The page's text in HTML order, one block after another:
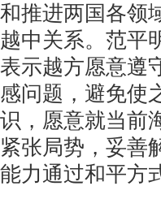
和推进两国各领
越中关系。范平
表示越方愿意遵
感问题，避免使
识，愿意就当前
紧张局势，妥善
能力通过和平方